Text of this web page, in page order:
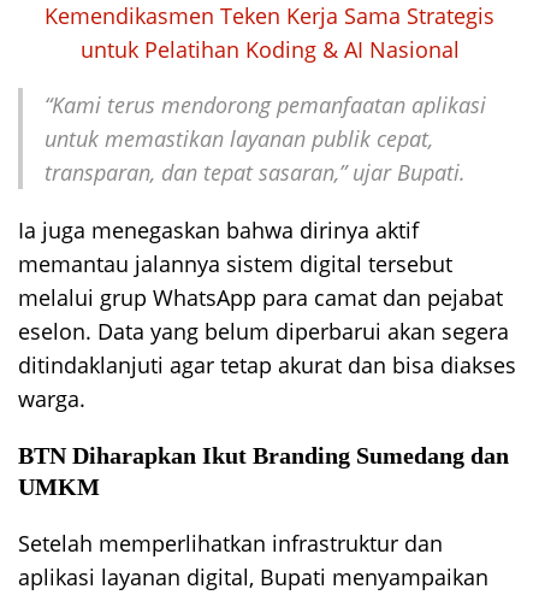
Kemendikasmen Teken Kerja Sama Strategis
untuk Pelatihan Koding & AI Nasional
“Kami terus mendorong pemanfaatan aplikasi
untuk memastikan layanan publik cepat,
transparan, dan tepat sasaran,”ujar Bupati.
Ia juga menegaskan bahwa dirinya aktif
memantau jalannya sistem digital tersebut
melalui grup WhatsApp para camat dan pejabat
eselon. Data yang belum diperbarui akan segera
ditindaklanjuti agar tetap akurat dan bisa diakses
warga.
BTN Diharapkan Ikut Branding Sumedang dan
UMKM
Setelah memperlihatkan infrastruktur dan
aplikasi layanan digital, Bupati menyampaikan